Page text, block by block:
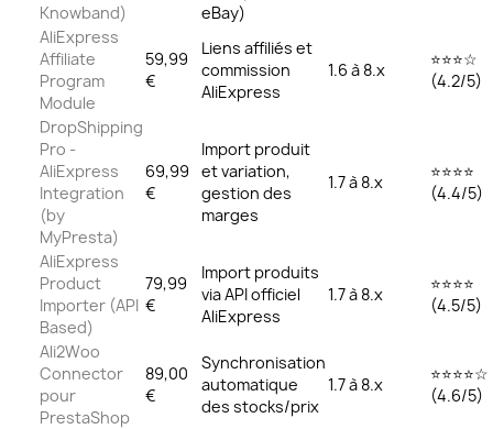
Knowband)
eBay)
AliExpress
Affiliate
Program
Module
59,99
€
Liens affiliés et
commission
AliExpress
1.6 à 8.x
⭐⭐⭐☆
(4.2/5)
DropShipping
Pro -
AliExpress
Integration
(by
MyPresta)
69,99
€
Import produit
et variation,
gestion des
marges
1.7 à 8.x
⭐⭐⭐⭐
(4.4/5)
AliExpress
Product
Importer (API
Based)
79,99
€
Import produits
via API officiel
AliExpress
1.7 à 8.x
⭐⭐⭐⭐
(4.5/5)
Ali2Woo
Connector
pour
PrestaShop
89,00
€
Synchronisation
automatique
des stocks/prix
1.7 à 8.x
⭐⭐⭐⭐☆
(4.6/5)